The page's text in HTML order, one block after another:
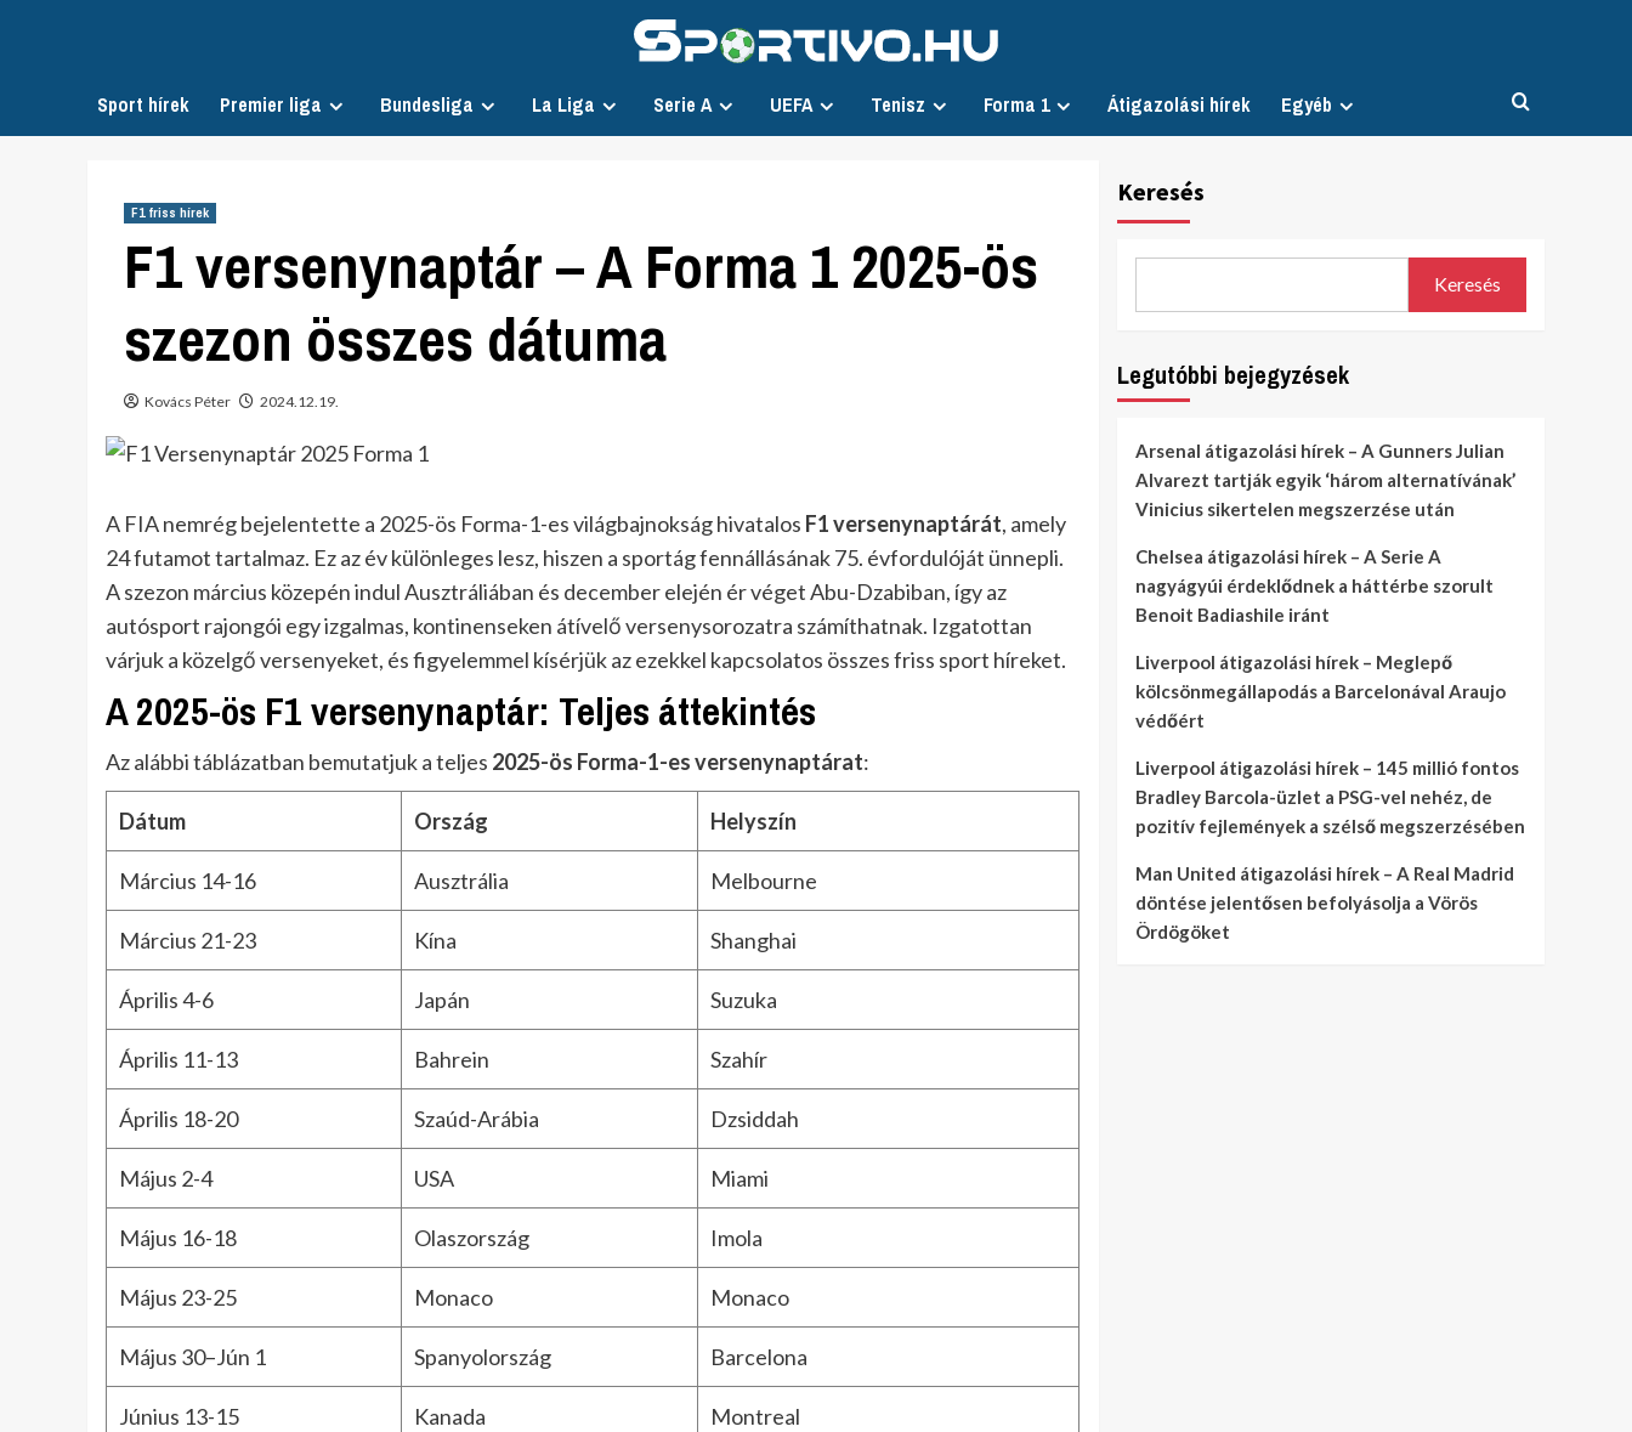
Sport hírek Premier liga Bundesliga La Liga Serie A UEFA Tenisz Forma 1 Átigazolási hírek Egyéb
F1 friss hírek
F1 versenynaptár – A Forma 1 2025-ös
szezon összes dátuma
Kovács Péter 2024.12.19.
A FIA nemrég bejelentette a 2025-ös Forma-1-es világbajnokság hivatalos F1 versenynaptárát, amely
24 futamot tartalmaz. Ez az év különleges lesz, hiszen a sportág fennállásának 75. évfordulóját ünnepli.
A szezon március közepén indul Ausztráliában és december elején ér véget Abu-Dzabiban, így az
autósport rajongói egy izgalmas, kontinenseken átívelő versenysorozatra számíthatnak. Izgatottan
várjuk a közelgő versenyeket, és figyelemmel kísérjük az ezekkel kapcsolatos összes friss sport híreket.
A 2025-ös F1 versenynaptár: Teljes áttekintés
Az alábbi táblázatban bemutatjuk a teljes 2025-ös Forma-1-es versenynaptárat:
Dátum Ország Helyszín
Március 14-16 Ausztrália Melbourne
Március 21-23 Kína Shanghai
Április 4-6 Japán Suzuka
Április 11-13 Bahrein Szahír
Április 18-20 Szaúd-Arábia Dzsiddah
Május 2-4 USA Miami
Május 16-18 Olaszország Imola
Május 23-25 Monaco Monaco
Május 30–Jún 1 Spanyolország Barcelona
Június 13-15 Kanada Montreal
Keresés
Keresés
Legutóbbi bejegyzések
Arsenal átigazolási hírek – A Gunners Julian
Alvarezt tartják egyik ‘három alternatívának’
Vinicius sikertelen megszerzése után
Chelsea átigazolási hírek – A Serie A
nagyágyúi érdeklődnek a háttérbe szorult
Benoit Badiashile iránt
Liverpool átigazolási hírek – Meglepő
kölcsönmegállapodás a Barcelonával Araujo
védőért
Liverpool átigazolási hírek – 145 millió fontos
Bradley Barcola-üzlet a PSG-vel nehéz, de
pozitív fejlemények a szélső megszerzésében
Man United átigazolási hírek – A Real Madrid
döntése jelentősen befolyásolja a Vörös
Ördögöket